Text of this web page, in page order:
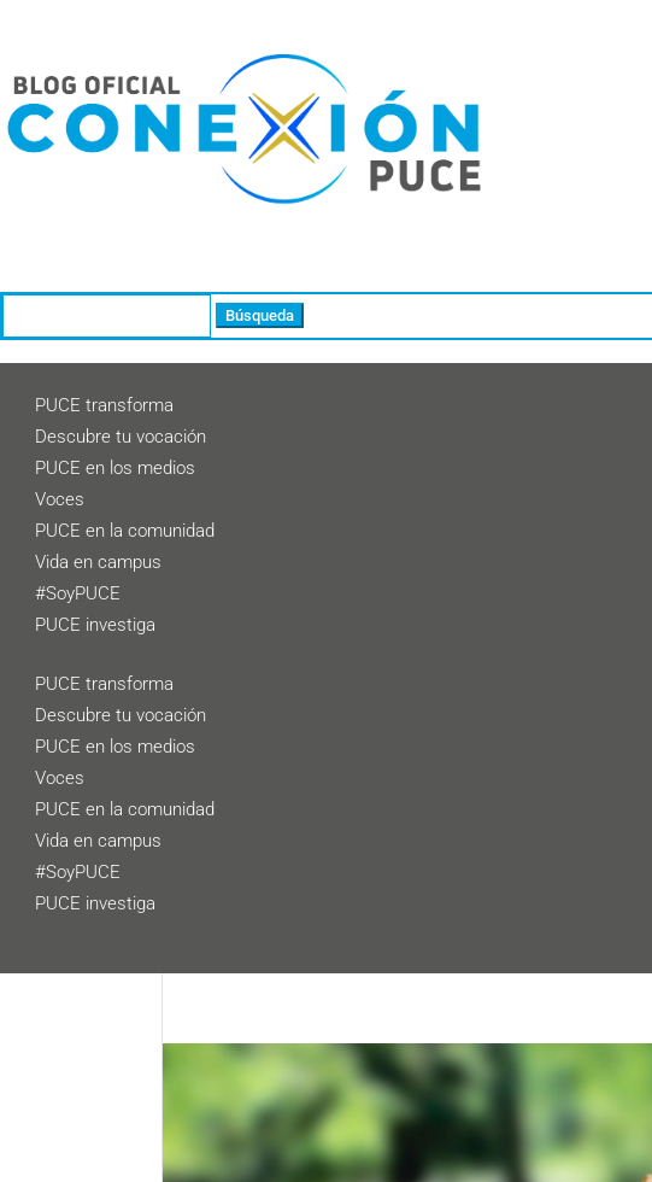
PUCE transforma
Descubre tu vocación
PUCE en los medios
Voces
PUCE en la comunidad
Vida en campus
#SoyPUCE
PUCE investiga
PUCE transforma
Descubre tu vocación
PUCE en los medios
Voces
PUCE en la comunidad
Vida en campus
#SoyPUCE
PUCE investiga